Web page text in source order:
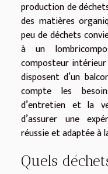
production de
des matières
peu de déchets
à un
composteur intérieur
disposent d’un
compte les
d’entretien et la
d’assurer une
réussie et adaptée à
Quels